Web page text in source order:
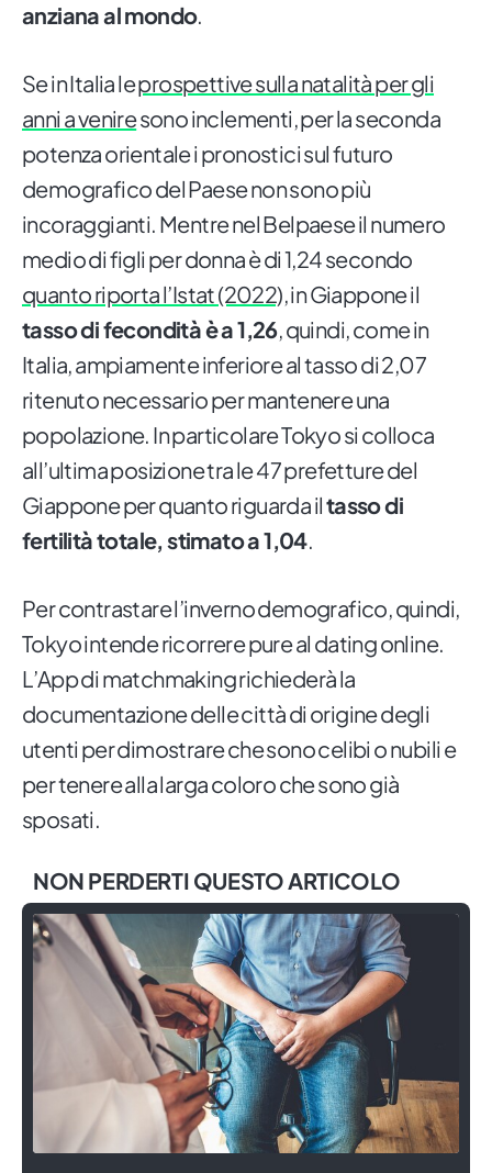
anziana al mondo.
Se in Italia leprospettive sulla natalità per gli
anni a veniresono inclementi, per la seconda
potenza orientale i pronostici sul futuro
demografico del Paese non sono più
incoraggianti. Mentre nel Belpaese il numero
medio di figli per donna è di 1,24 secondo
quanto riporta l’Istat (2022), in Giappone il
tasso di fecondità è a 1,26, quindi, come in
Italia, ampiamente inferiore al tasso di 2,07
ritenuto necessario per mantenere una
popolazione. In particolare Tokyo si colloca
all’ultima posizione tra le 47 prefetture del
Giappone per quanto riguarda iltasso di
fertilità totale, stimato a 1,04.
Per contrastare l’inverno demografico, quindi,
Tokyo intende ricorrere pure al dating online.
L’App di matchmaking richiederà la
documentazione delle città di origine degli
utenti per dimostrare che sono celibi o nubili e
per tenere alla larga coloro che sono già
sposati.
NON PERDERTI QUESTO ARTICOLO